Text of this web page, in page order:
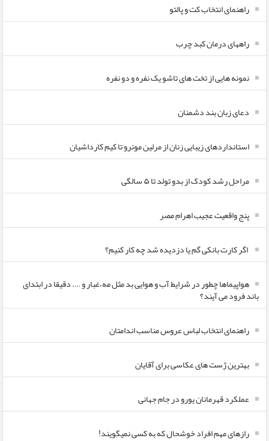
راهنمای انتخاب کت و پالتو
راههای درمان کبد چرب
نمونه هایی از تخت های تاشو یک نفره و دو نفره
دعای زبان بند دشمنان
استانداردهای زیبایی زنان از مرلین مونرو تا کیم کارداشیان
مراحل رشد کودک از بدو تولد تا ۵ سالگی
پنج واقعیت عجیب اهرام مصر
اگر کارت بانکی گم یا دزدیده شد چه کار کنیم؟
هواپیماها چطور در شرایط آب و هوایی بد مثل مه،غبار و …. دقیقا در ابتدای
باند فرود می آیند؟
راهنمای انتخاب لباس عروس مناسب اندامتان
بهترین ژست های عکاسی برای آقایان
عملکرد قهرمانان یورو در جام جهانی
رازهای مهم افراد خوشحال که به کسی نمیگویند!